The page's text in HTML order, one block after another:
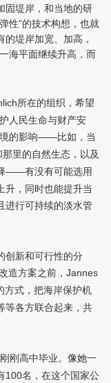
固堤岸，和当地的研
性”的技术构想，也就
堤岸加宽、加高，
海平面继续升高，而
所在的组织，希望
人民生命与财产安
的影响——比如，当
里的自然生态，以及
——有没有可能选用
升，同时也能提升当
进行可持续的淡水管
创新和可行性的分
造方案之前， Jannes
方式，把海岸保护机
等各方联合起来，共
刚高中毕业。像她一
100名，在这个国家公